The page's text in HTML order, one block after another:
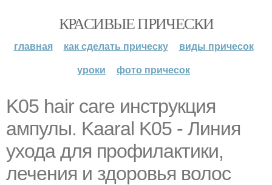
КРАСИВЫЕ ПРИЧЕСКИ
главная как сделать прическу
виды причесок
уроки
фото причесок
K05 hair care инструкция
ампулы. Kaaral K05 - Линия
ухода для профилактики,
лечения и здоровья волос